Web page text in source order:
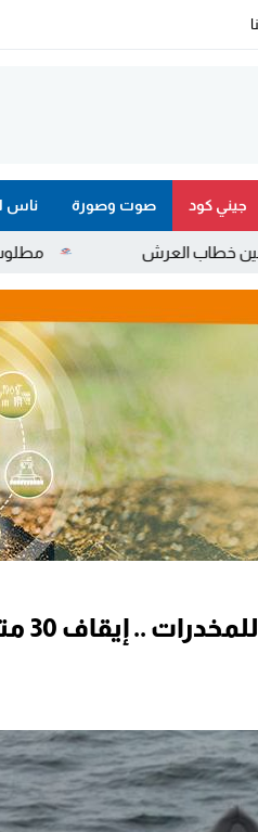
جيني كود صوت وصورة ناس
مطلوب في قضايا مخدرات
ضربة أمنية